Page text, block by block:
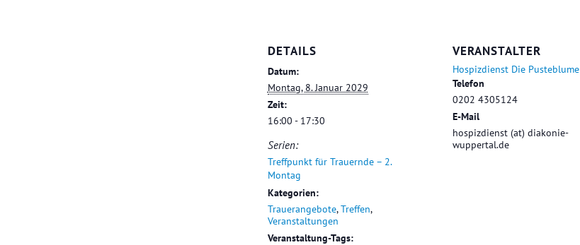
DETAILS
Datum:
Montag, 8. Januar 2029
Zeit:
16:00 - 17:30
Serien:
Treffpunkt für Trauernde – 2.
Montag
Kategorien:
Trauerangebote,Treffen,
Veranstaltungen
Veranstaltung-Tags:
VERANSTALTER
Hospizdienst Die Pusteblume
Telefon
0202 4305124
E-Mail
hospizdienst (at) diakonie-
wuppertal.de